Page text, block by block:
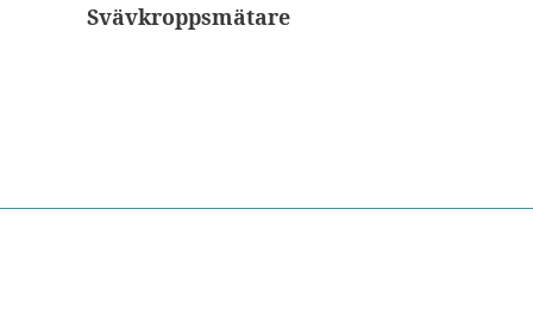
Svävkroppsmätare